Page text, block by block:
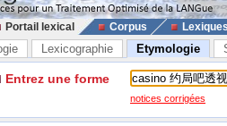
Portail lexical Corpus
Lexicographie Etymologie
Entrez une forme
notices corrigées